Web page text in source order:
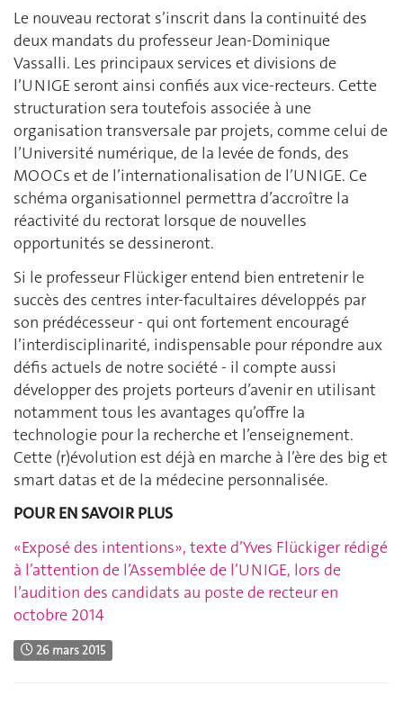
Le nouveau rectorat s’inscrit dans la continuité des
deux mandats du professeur Jean-Dominique
Vassalli. Les principaux services et divisions de
l’UNIGE seront ainsi confiés aux vice-recteurs. Cette
structuration sera toutefois associée à une
organisation transversale par projets, comme celui de
l’Université numérique, de la levée de fonds, des
MOOCs et de l’internationalisation de l’UNIGE. Ce
schéma organisationnel permettra d’accroître la
réactivité du rectorat lorsque de nouvelles
opportunités se dessineront.
Si le professeur Flückiger entend bien entretenir le
succès des centres inter-facultaires développés par
son prédécesseur - qui ont fortement encouragé
l’interdisciplinarité, indispensable pour répondre aux
défis actuels de notre société - il compte aussi
développer des projets porteurs d’avenir en utilisant
notamment tous les avantages qu’offre la
technologie pour la recherche et l’enseignement.
Cette (r)évolution est déjà en marche à l’ère des big et
smart datas et de la médecine personnalisée.
POUR EN SAVOIR PLUS
«Exposé des intentions», texte d’Yves Flückiger rédigé
à l’attention de l’Assemblée de l’UNIGE, lors de
l’audition des candidats au poste de recteur en
octobre 2014
26 mars 2015